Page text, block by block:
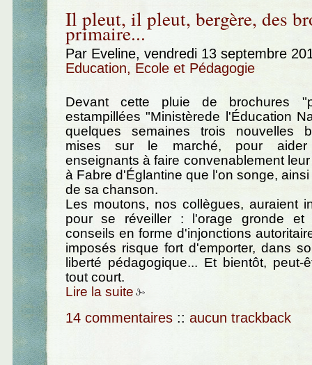
Il pleut, il pleut, bergère, des
primaire...
Par Eveline, vendredi 13 septembre
Education, Ecole et Pédagogie
Devant cette pluie de brochures
estampillées "Ministèrede l'Éducation
quelques semaines trois nouvelles
mises sur le marché, pour
enseignants à faire convenablement
à Fabre d'Églantine que l'on songe,
de sa chanson.
Les moutons, nos collègues, auraient
pour se réveiller : l'orage gronde
conseils en forme d'injonctions
imposés risque fort d'emporter, dans
liberté pédagogique... Et bientôt, peut-
tout court.
Lire la suite
14 commentaires :: aucun trackback